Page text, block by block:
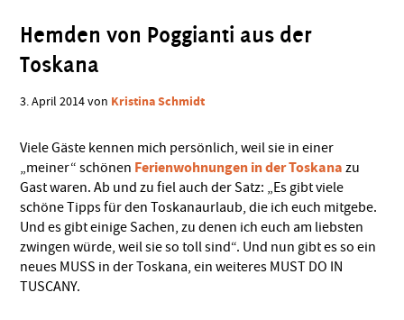
von
Kristina
Schmidt
Hemden von Poggianti aus der
Toskana
3. April 2014von Kristina Schmidt
Viele Gäste kennen mich persönlich, weil sie in einer
„meiner“ schönen Ferienwohnungen in der Toskana zu
Gast waren. Ab und zu fiel auch der Satz: „Es gibt viele
schöne Tipps für den Toskanaurlaub, die ich euch mitgebe.
Und es gibt einige Sachen, zu denen ich euch am liebsten
zwingen würde, weil sie so toll sind“. Und nun gibt es so ein
neues MUSS in der Toskana, ein weiteres MUST DO IN
TUSCANY.